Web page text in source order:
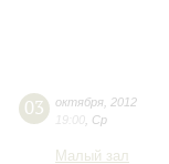
03 октября 2012
19:00 Ср
Малый зал